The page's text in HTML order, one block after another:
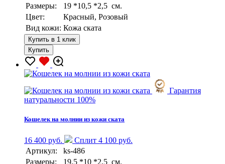
Размеры:
19 *10,5 *2,5 см.
Цвет:
Красный, Розовый
Вид кожи: Кожа ската
Купить в 1 клик
Купить
Гарантия
натуральности 100%
Кошелек на молнии из кожи ската
16 400 руб.
Сплит 4 100 руб.
Артикул:
ks-486
Размеры:
19,5 *10 *2,5 см.